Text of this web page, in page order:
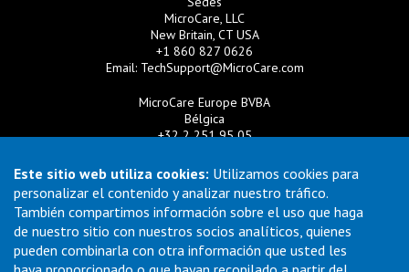
Este sitio web utiliza cookies: Utilizamos cookies para
personalizar el contenido y analizar nuestro tráfico.
También compartimos información sobre el uso que haga
de nuestro sitio con nuestros socios analíticos, quienes
pueden combinarla con otra información que usted les
MicroCare, LLC
New Britain, CT USA
+1 860 827 0626
Email: TechSupport@MicroCare.com
MicroCare Europe BVBA
Bélgica
+32 2 251 95 05
MicroCare U.K. Ltd
Reino Unido
+44 (0) 113 3609019
Email:MCCEurope@MicroCare.com